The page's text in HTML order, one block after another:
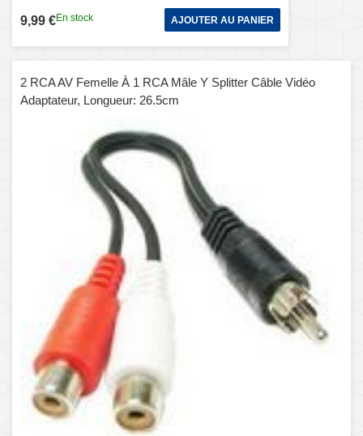
9,99 €En stock AJOUTER AU PANIER
2 RCA AV Femelle À 1 RCA Mâle Y Splitter Câble Vidéo
Adaptateur, Longueur: 26.5cm